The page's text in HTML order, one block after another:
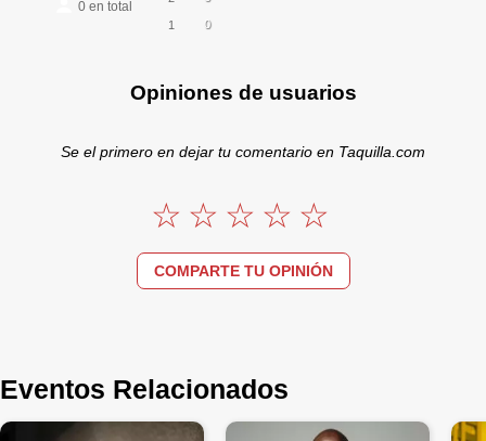
0en total
1 0
Opiniones de usuarios
Se el primero en dejar tu comentario en Taquilla.com
COMPARTE TU OPINIÓN
Eventos Relacionados